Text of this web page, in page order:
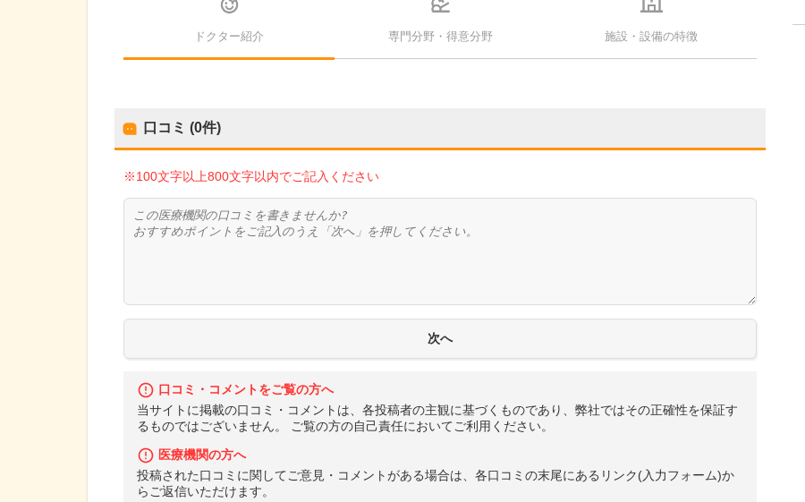
ドクター紹介 専門分野・得意分野 施設・設備の特徴
口コミ (0件)
※100文字以上800文字以内でご記入ください
口コミ・コメントをご覧の方へ
当サイトに掲載の口コミ・コメントは、各投稿者の主観に基づくものであり、弊社ではその正確性を保証す
るものではございません。 ご覧の方の自己責任においてご利用ください。
医療機関の方へ
投稿された口コミに関してご意見・コメントがある場合は、各口コミの末尾にあるリンク(入力フォーム)か
らご返信いただけます。